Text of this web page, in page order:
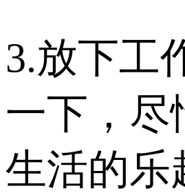
3.放下工
一下，尽
生活的乐